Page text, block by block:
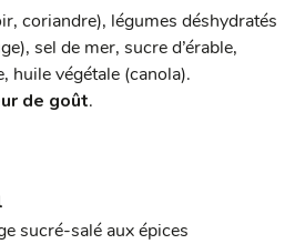
coriandre), légumes déshydratés
sel de mer, sucre d’érable,
huile végétale (canola).
de goût.
sucré-salé aux épices